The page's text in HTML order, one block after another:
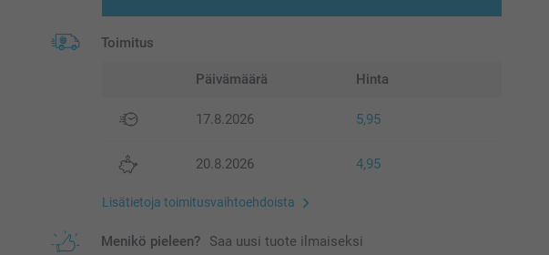
Toimitus
Päivämäärä Hinta
17.8.2026 5,95
20.8.2026 4,95
Lisätietoja toimitusvaihtoehdoista
Menikö pieleen? Saa uusi tuote ilmaiseksi